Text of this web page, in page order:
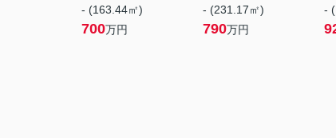
- (163.44㎡)
700万円
- (231.17㎡)
790万円
-